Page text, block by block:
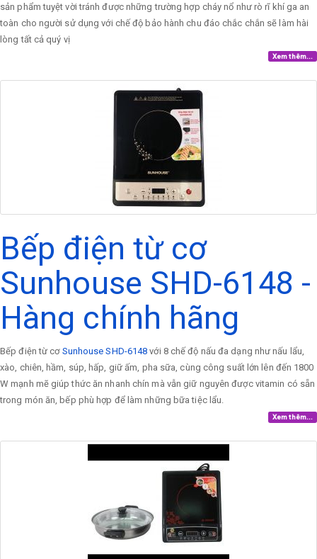
sản phẩm tuyệt vời tránh được những trường hợp cháy nổ như rò rĩ khí ga an
toàn cho người sử dụng với chế độ bảo hành chu đáo chắc chắn sẽ làm hài
lòng tất cả quý vị
Xem thêm...
Bếp điện từ cơ
Sunhouse SHD-6148 -
Hàng chính hãng
Bếp điện từ cơ Sunhouse SHD-6148với 8 chế độ nấu đa dạng như nấu lẩu,
xào, chiên, hầm, súp, hấp, giữ ấm, pha sữa, cùng công suất lớn lên đến 1800
W mạnh mẽ giúp thức ăn nhanh chín mà vẫn giữ nguyên được vitamin có sẵn
trong món ăn, bếp phù hợp để làm những bữa tiệc lẩu.
Xem thêm...